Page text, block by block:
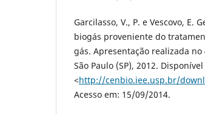
Garcilasso, V., P. e Vescovo, E.
biogás proveniente do
gás. Apresentação realizada no
São Paulo (SP), 2012.
<http://cenbio.iee.usp.br/
Acesso em: 15/09/2014.